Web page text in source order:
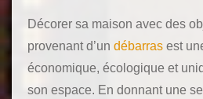
Décorer sa maison avec des
provenant d’un débarras est
économique, écologique et
son espace. En donnant une